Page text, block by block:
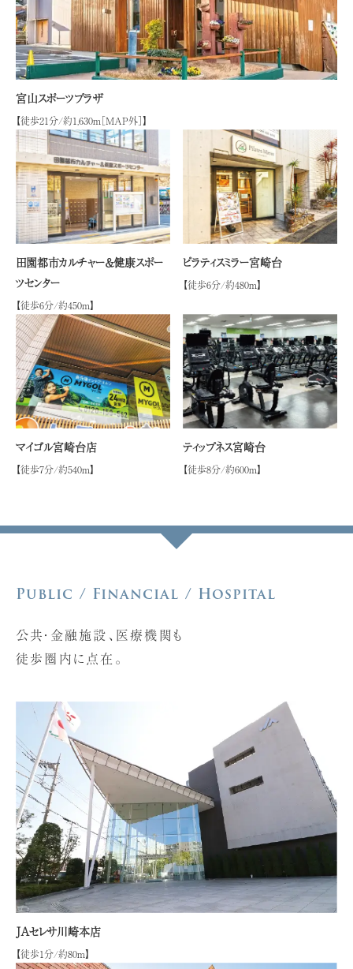
宮山スポーツプラザ
【徒歩21分/約1,630ｍ［MAP外］】
田園都市カルチャー＆健康スポー
ツセンター
【徒歩6分/約450ｍ】
ピラティスミラー宮崎台
【徒歩6分/約480ｍ】
マイゴル宮崎台店
【徒歩7分/約540ｍ】
ティップネス宮崎台
【徒歩8分/約600ｍ】
Public / Financial / Hospital
公共・金融施設、医療機関も
徒歩圏内に点在。
JAセレサ川崎本店
【徒歩1分/約80ｍ】